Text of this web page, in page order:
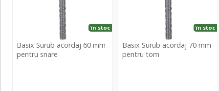
Basix Surub acordaj 60 mm
pentru snare
în stoc
Basix Surub acordaj 70 mm
pentru tom
în stoc